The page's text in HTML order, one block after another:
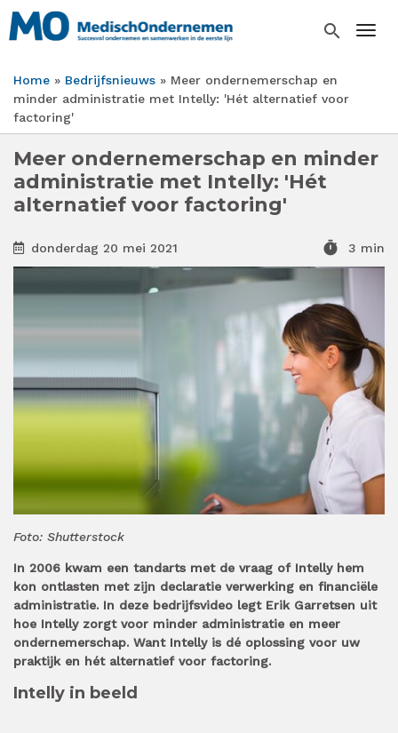
Overslaan
en
inhoud
gaan
search
Kruimelpad
Home Bedrijfsnieuws
Meer ondernemerschap en
minder administratie met Intelly: 'Hét alternatief voor
factoring'
Meer ondernemerschap en minder
administratie met Intelly: 'Hét
alternatief voor factoring'
donderdag 20 mei 2021 timer 3 min
Foto: Shutterstock
In 2006 kwam een tandarts met de vraag of Intelly hem
kon ontlasten met zijn declaratie verwerking en financiële
administratie. In deze bedrijfsvideo legt Erik Garretsen uit
hoe Intelly zorgt voor minder administratie en meer
ondernemerschap. Want Intelly is dé oplossing voor uw
praktijk en hét alternatief voor factoring.
Intelly in beeld